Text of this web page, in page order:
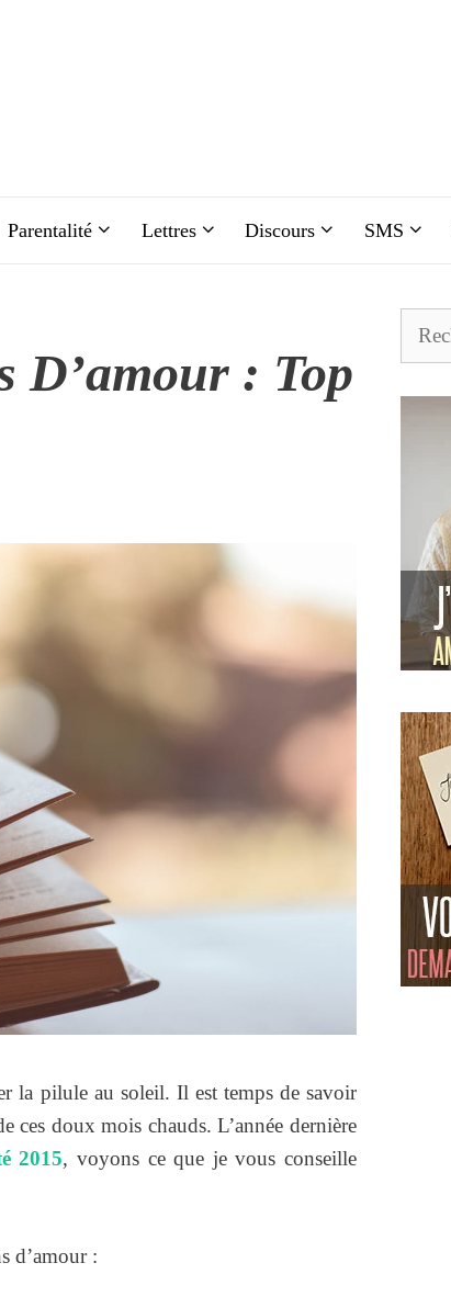
Parentalité Lettres Discours SMS
D’amour : Top
la pilule au soleil. Il est temps de savoir
ces doux mois chauds. L’année dernière
2015, voyons ce que je vous conseille
d’amour :